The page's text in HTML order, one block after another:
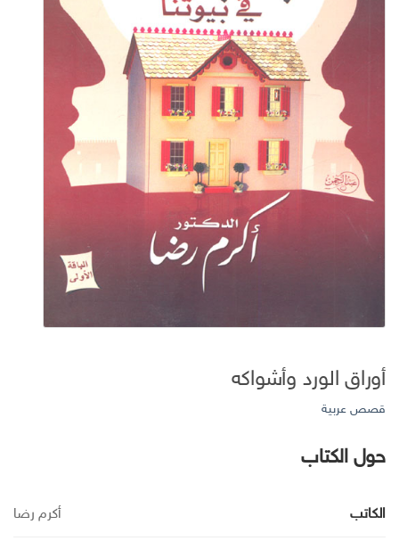
أوراق الورد وأشواكه
قصص عربية
حول الكتاب
الكاتب أكرم رضا